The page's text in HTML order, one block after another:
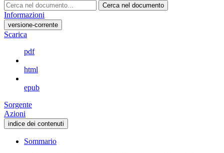
Cerca nel documento
Informazioni
versione-corrente
Scarica
pdf
html
epub
Sorgente
Azioni
indice dei contenuti
Sommario